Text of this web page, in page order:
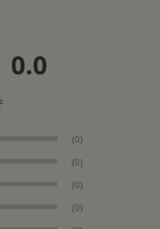
0.0
(0)
(0)
(0)
(0)